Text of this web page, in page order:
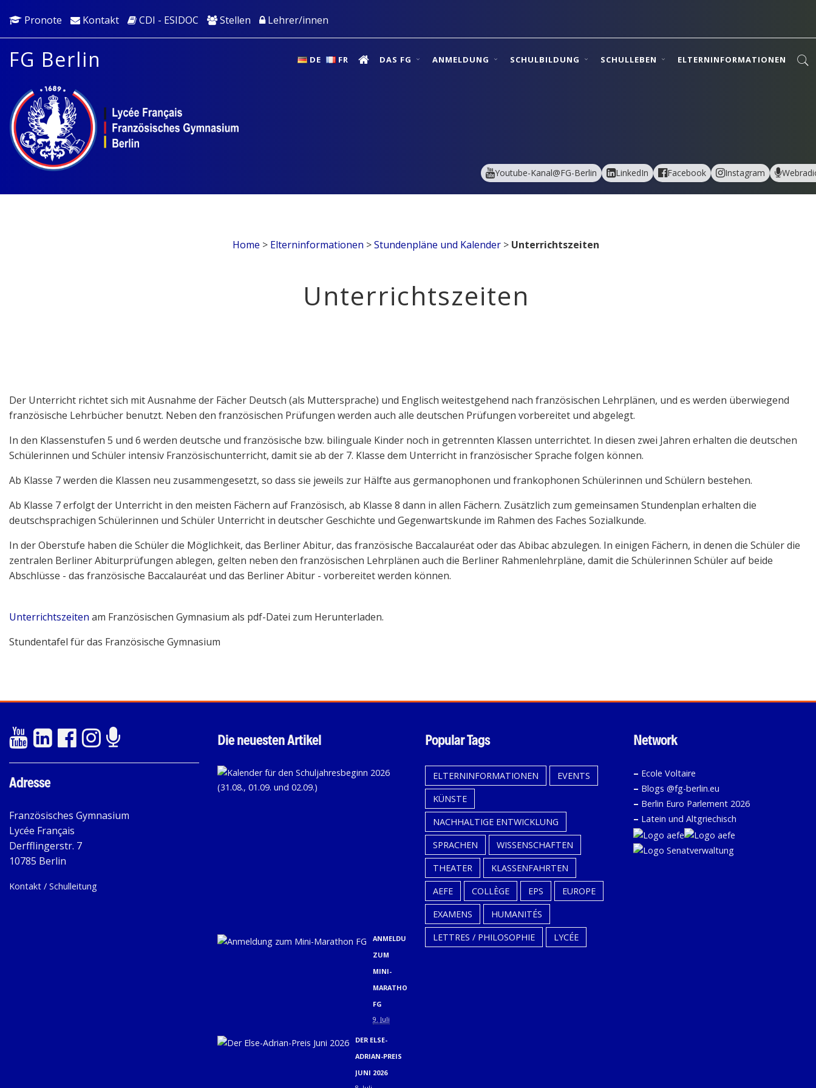
Pronote Kontakt CDI - ESIDOC Stellen Lehrer/innen
FG Berlin DE FR DAS FG ANMELDUNG SCHULBILDUNG SCHULLEBEN ELTERNINFORMATIONEN
Youtube-Kanal@FG-Berlin LinkedIn Facebook Instagram
Home > Elterninformationen >Stundenpläne und Kalender > Unterrichtszeiten
Unterrichtszeiten
Der Unterricht richtet sich mit Ausnahme der Fächer Deutsch (als Muttersprache) und Englisch weitestgehend nach französischen Lehrplänen, und es werden überwiegend
französische Lehrbücher benutzt. Neben den französischen Prüfungen werden auch alle deutschen Prüfungen vorbereitet und abgelegt.
In den Klassenstufen 5 und 6 werden deutsche und französische bzw. bilinguale Kinder noch in getrennten Klassen unterrichtet. In diesen zwei Jahren erhalten die deutschen
Schülerinnen und Schüler intensiv Französischunterricht, damit sie ab der 7. Klasse dem Unterricht in französischer Sprache folgen können.
Ab Klasse 7 werden die Klassen neu zusammengesetzt, so dass sie jeweils zur Hälfte aus germanophonen und frankophonen Schülerinnen und Schülern bestehen.
Ab Klasse 7 erfolgt der Unterricht in den meisten Fächern auf Französisch, ab Klasse 8 dann in allen Fächern. Zusätzlich zum gemeinsamen Stundenplan erhalten die
deutschsprachigen Schülerinnen und Schüler Unterricht in deutscher Geschichte und Gegenwartskunde im Rahmen des Faches Sozialkunde.
In der Oberstufe haben die Schüler die Möglichkeit, das Berliner Abitur, das französische Baccalauréat oder das Abibac abzulegen. In einigen Fächern, in denen die Schüler die
zentralen Berliner Abiturprüfungen ablegen, gelten neben den französischen Lehrplänen auch die Berliner Rahmenlehrpläne, damit die Schülerinnen Schüler auf beide
Abschlüsse - das französische Baccalauréat und das Berliner Abitur - vorbereitet werden können.
Unterrichtszeiten am Französischen Gymnasium als pdf-Datei zum Herunterladen.
Stundentafel für das Französische Gymnasium
Adresse
Französisches Gymnasium
Lycée Français
Derfflingerstr. 7
10785 Berlin
Kontakt / Schulleitung
Die neuesten Artikel
KALENDER
SCHULJAHRESBEGINN
(31.08.,
02.09.)
ANMELDUNG
ZUM
MINI-
MARATHON
FG
9. Juli
DER ELSE-
ADRIAN-PREIS
JUNI 2026
Popular Tags
ELTERNINFORMATIONEN
EVENTS
KÜNSTE
NACHHALTIGE ENTWICKLUNG
SPRACHEN
WISSENSCHAFTEN
THEATER
KLASSENFAHRTEN
AEFE
COLLÈGE EPS
EUROPE
EXAMENS
HUMANITÉS
LETTRES / PHILOSOPHIE
LYCÉE
Network
– Ecole Voltaire
– Blogs @fg-berlin.eu
– Berlin Euro Parlement 2026
– Latein und Altgriechisch